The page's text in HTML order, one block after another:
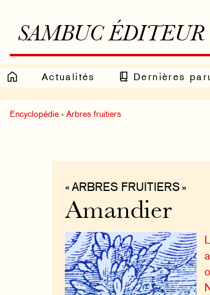
SAMBUC ÉDITEUR
Actualités Dernières
Encyclopédie › Arbres fruitiers
« ARBRES FRUITIERS »
Amandier